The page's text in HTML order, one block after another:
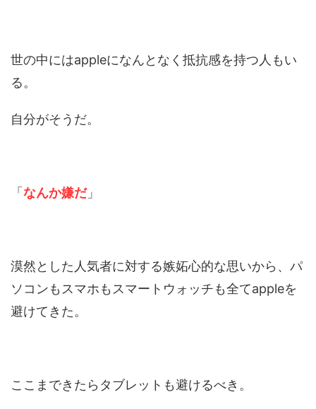
世の中にはappleになんとなく抵抗感を持つ人もい
る。
自分がそうだ。
「 なんか嫌だ」
漠然とした人気者に対する嫉妬心的な思いから、パ
ソコンもスマホもスマートウォッチも全てappleを
避けてきた。
ここまできたらタブレットも避けるべき。